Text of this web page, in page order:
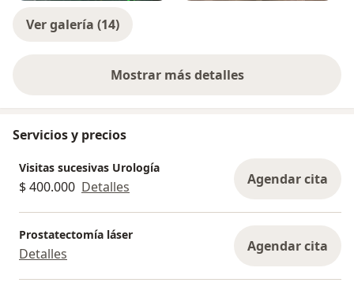
Ver galería (14)
Mostrar más detalles
sobre la experiencia
Servicios y precios
Visitas sucesivas Urología
$ 400.000 Detalles Agendar cita
Prostatectomía láser
Detalles Agendar cita